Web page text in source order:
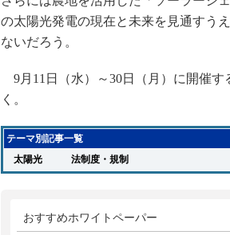
の太陽光発電の現在と未来を見通すう
ないだろう。
9月11日（水）～30日（月）に開催す
く。
テーマ別記事一覧
太陽光
法制度・規制
おすすめホワイトペーパー